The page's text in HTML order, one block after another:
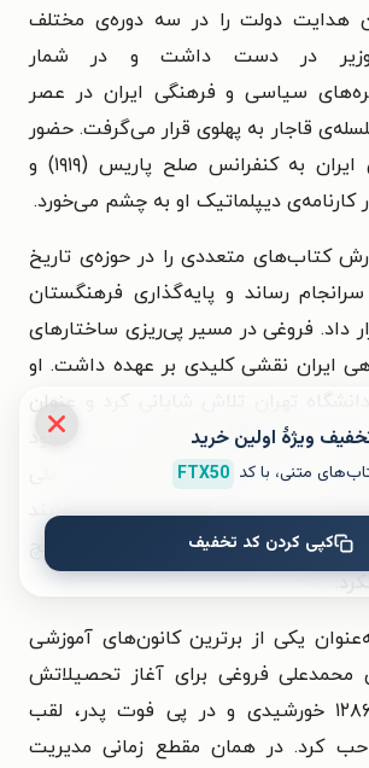
هدایت دولت را در سه دوره‌ی مختلف
در دست داشت و در شمار
سیاسی و فرهنگی ایران در عصر
قاجار به پهلوی قرار می‌گرفت. حضور
در هیئت اعزامی ایران به کنفرانس صلح پاریس (۱۹۱۹) و
کارنامه‌ی دیپلماتیک او به چشم می‌خورد.
کتاب‌های متعددی را در حوزه‌ی تاریخ
رساند و پایه‌گذاری فرهنگستان
داد. فروغی در مسیر پی‌ریزی ساختارهای
ایران نقشی کلیدی بر عهده داشت. او
تهران تلاش شایانی کرد و عنوان
مدیر فرهنگستان ایران را به نام خود
در مسیر راه‌اندازی انجمن آثار ملی
و در راه ساختارمندکردن فرایند
و صیانت از موارث تاریخی ایران از هیچ
یکی از برترین کانون‌های آموزشی
محمدعلی فروغی برای آغاز تحصیلاتش
بود. او در سال ۱۲۸۶ خورشیدی و در پی فوت پدر، لقب
کرد. در همان مقطع زمانی مدیریت
متنی، با کد FTX50
کپی کردن کد تخفیف